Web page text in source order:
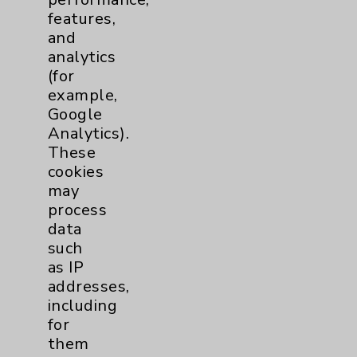
Bariatric
Behavioral Health
Cancer
Clinical Trials
Digestive Health (GI)
Emergency Department
Cardiology
Sexual Health
features,
and
analytics
(for
example,
Google
Analytics).
These
cookies
may
process
data
such
as IP
addresses,
including
for
them